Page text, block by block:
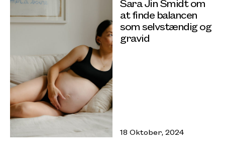
at finde balancen
som selvstændig og
gravid
18 Oktober, 2024